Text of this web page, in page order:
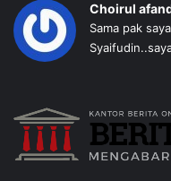
Choirul
Sama pak